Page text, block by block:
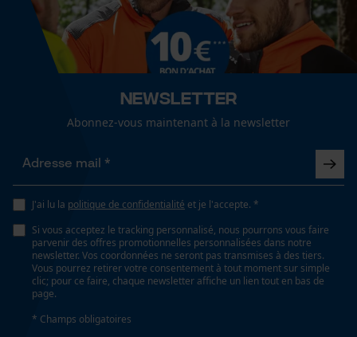
Newsletter
Abonnez-vous maintenant à la newsletter
J'ai lu la politique de confidentialité et je l'accepte. *
Si vous acceptez le tracking personnalisé, nous pourrons vous faire
parvenir des offres promotionnelles personnalisées dans notre
newsletter. Vos coordonnées ne seront pas transmises à des tiers.
Vous pourrez retirer votre consentement à tout moment sur simple
clic; pour ce faire, chaque newsletter affiche un lien tout en bas de
page.
* Champs obligatoires